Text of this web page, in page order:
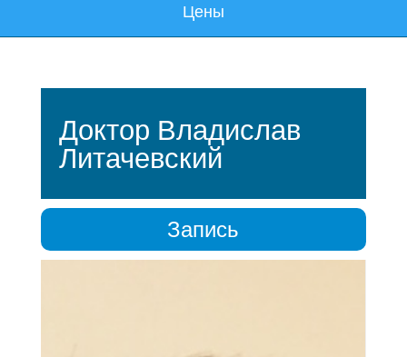
Цены
Доктор Владислав
Литачевский
Запись